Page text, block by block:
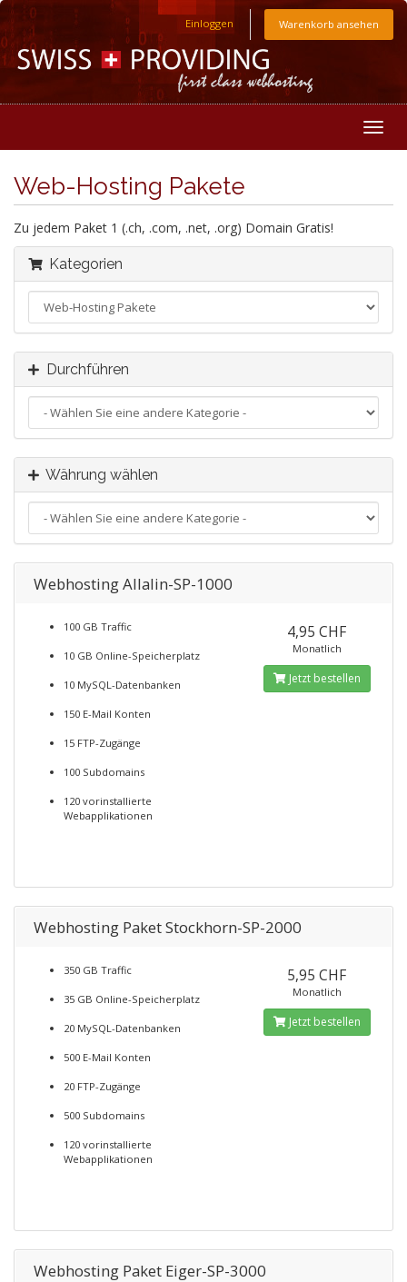
Einloggen Warenkorb ansehen
Web-Hosting Pakete
Zu jedem Paket 1 (.ch, .com, .net, .org) Domain Gratis!
Kategorien
Durchführen
Währung wählen
Webhosting Allalin-SP-1000
100 GB Traffic
10 GB Online-Speicherplatz
10 MySQL-Datenbanken
150 E-Mail Konten
15 FTP-Zugänge
100 Subdomains
120 vorinstallierte
Webapplikationen
4,95 CHF
Monatlich
Jetzt bestellen
Webhosting Paket Stockhorn-SP-2000
350 GB Traffic
35 GB Online-Speicherplatz
20 MySQL-Datenbanken
500 E-Mail Konten
20 FTP-Zugänge
500 Subdomains
120 vorinstallierte
Webapplikationen
5,95 CHF
Monatlich
Jetzt bestellen
Webhosting Paket Eiger-SP-3000